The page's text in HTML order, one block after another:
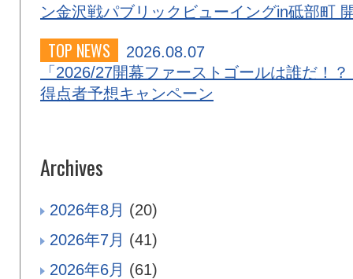
ン金沢戦パブリックビューイングin砥部町
TOP NEWS
2026.08.07
「2026/27開幕ファーストゴールは誰だ！？
得点者予想キャンペーン
Archives
2026年8月 (20)
2026年7月 (41)
2026年6月 (61)